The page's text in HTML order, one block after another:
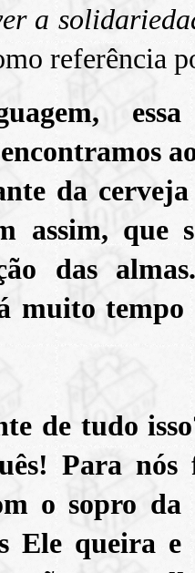
a
referência
da
assim, que
das
muito
de tudo
Para nós
o sopro
Ele queira e